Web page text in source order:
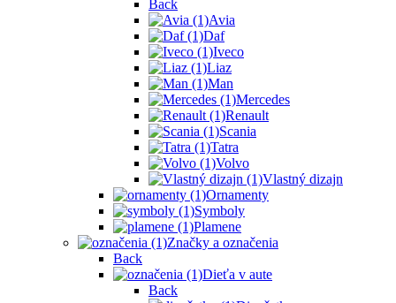
Back
Avia
Daf
Iveco
Liaz
Man
Mercedes
Renault
Scania
Tatra
Volvo
Vlastný dizajn
Ornamenty
Symboly
Plamene
Značky a označenia
Back
Dieťa v aute
Back